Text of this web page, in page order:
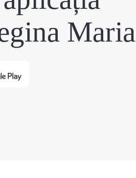
Maria